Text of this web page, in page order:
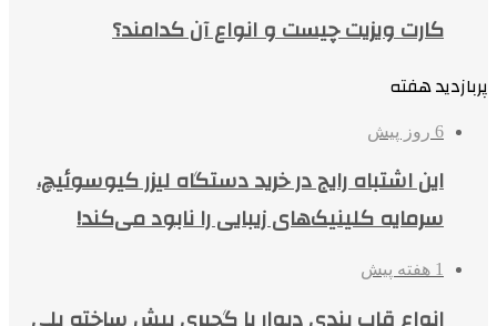
کارت ویزیت چیست و انواع آن کدامند؟
پربازدید هفته
6 روز پیش
این اشتباه رایج در خرید دستگاه لیزر کیوسوئیچ،
سرمایه کلینیک‌های زیبایی را نابود می‌کند!
1 هفته پیش